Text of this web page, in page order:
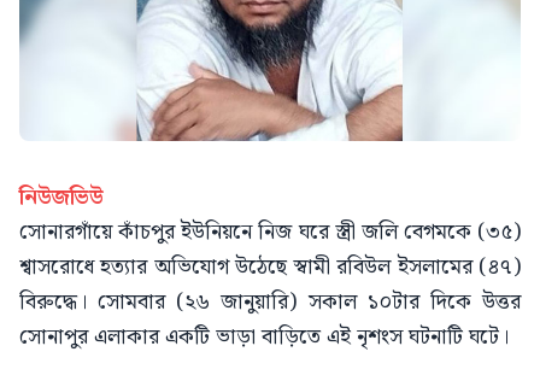
নিউজভিউ
সোনারগাঁয়ে কাঁচপুর ইউনিয়নে নিজ ঘরে স্ত্রী জলি বেগমকে (৩৫)
শ্বাসরোধে হত্যার অভিযোগ উঠেছে স্বামী রবিউল ইসলামের (৪৭)
বিরুদ্ধে। সোমবার (২৬ জানুয়ারি) সকাল ১০টার দিকে উত্তর
সোনাপুর এলাকার একটি ভাড়া বাড়িতে এই নৃশংস ঘটনাটি ঘটে।